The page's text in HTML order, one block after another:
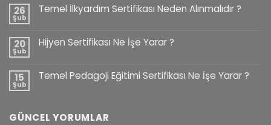
26
Şub
Temel İlkyardım Sertifikası Neden Alınmalıdır ?
20
Şub
Hijyen Sertifikası Ne İşe Yarar ?
15
Şub
Temel Pedagoji Eğitimi Sertifikası Ne İşe Yarar ?
GÜNCEL YORUMLAR